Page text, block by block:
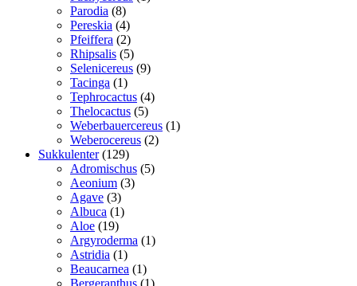
Parodia 88
varer
Pereskia 44
varer
Pfeiffera 22
varer
Rhipsalis 55
varer
Selenicereus 99
Tacinga 11
vare
Tephrocactus 44
Thelocactus 55
varer
Weberbauercereus 11
Weberocereus 22
Sukkulenter 129129
varer
Adromischus 55
Aeonium 33
Agave 33
varer
Albuca 11
Aloe 1919
varer
Argyroderma 11
Astridia 11
vare
Beaucarnea 11
vare
Bergeranthus 11